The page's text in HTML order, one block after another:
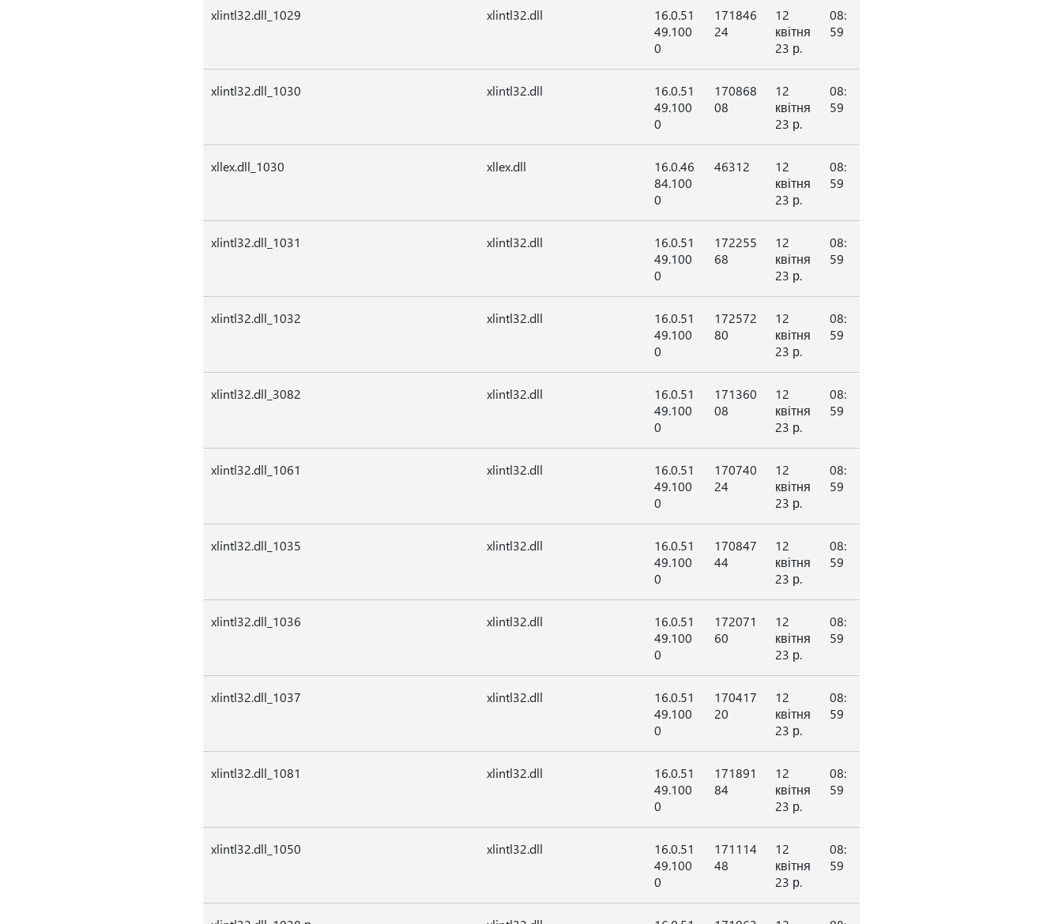
xlintl32.dll_1029 xlintl32.dll
16.0.51
49.100
0
171846
24
12
квітня
23 р.
08:
59
xlintl32.dll_1030 xlintl32.dll
16.0.51
49.100
0
170868
08
12
квітня
23 р.
08:
59
xllex.dll_1030 xllex.dll
16.0.46
84.100
0
46312
12
квітня
23 р.
08:
59
xlintl32.dll_1031 xlintl32.dll
16.0.51
49.100
0
172255
68
12
квітня
23 р.
08:
59
xlintl32.dll_1032 xlintl32.dll
16.0.51
49.100
0
172572
80
12
квітня
23 р.
08:
59
xlintl32.dll_3082 xlintl32.dll
16.0.51
49.100
0
171360
08
12
квітня
23 р.
08:
59
xlintl32.dll_1061 xlintl32.dll
16.0.51
49.100
0
170740
24
12
квітня
23 р.
08:
59
xlintl32.dll_1035 xlintl32.dll
16.0.51
49.100
0
170847
44
12
квітня
23 р.
08:
59
xlintl32.dll_1036 xlintl32.dll
16.0.51
49.100
0
172071
60
12
квітня
23 р.
08:
59
xlintl32.dll_1037 xlintl32.dll
16.0.51
49.100
0
170417
20
12
квітня
23 р.
08:
59
xlintl32.dll_1081 xlintl32.dll
16.0.51
49.100
0
171891
84
12
квітня
23 р.
08:
59
xlintl32.dll_1050 xlintl32.dll
16.0.51
49.100
0
171114
48
12
квітня
23 р.
08:
59